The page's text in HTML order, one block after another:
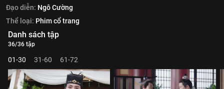
Đạo diễn: Ngô Cường
Thể loại: Phim cổ trang
Danh sách tập
36/36 tập
01-30 31-60 61-72